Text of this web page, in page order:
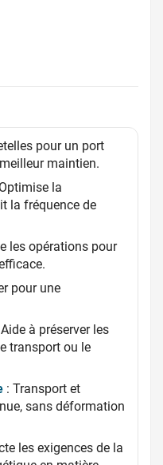
pour un port
maintien.
la
la fréquence de
les opérations pour
pour une
à préserver les
transport ou le
: Transport et
sans déformation
les exigences de la